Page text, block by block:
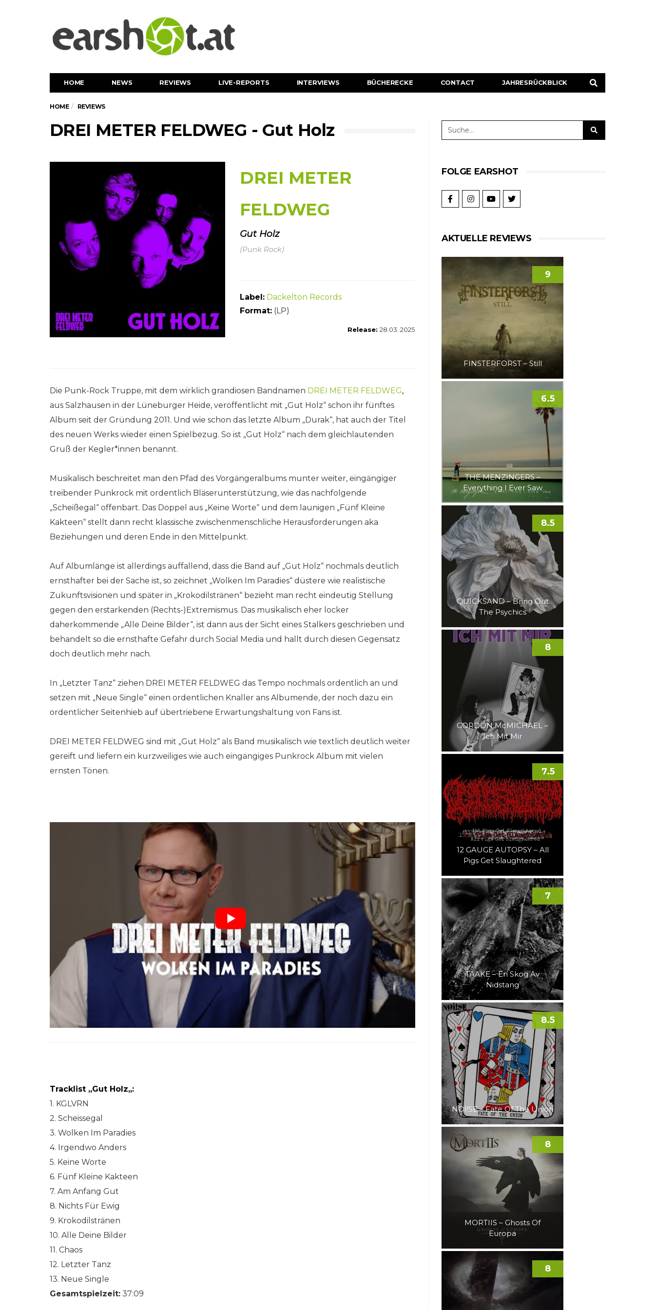
HOME NEWS REVIEWS LIVE-REPORTS INTERVIEWS BÜCHERECKE CONTACT JAHRESRÜCKBLICK
HOME REVIEWS
DREI METER FELDWEG - Gut Holz
DREI METER
FELDWEG
Gut Holz
(Punk Rock)
Label: Dackelton Records
Format: (LP)
Release: 28.03. 2025
Die Punk-Rock Truppe, mit dem wirklich grandiosen Bandnamen DREI METER FELDWEG,
aus Salzhausen in der Lüneburger Heide, veröffentlicht mit „Gut Holz“ schon ihr fünftes
Album seit der Gründung 2011. Und wie schon das letzte Album „Durak“, hat auch der Titel
des neuen Werks wieder einen Spielbezug. So ist „Gut Holz“ nach dem gleichlautenden
Gruß der Kegler*innen benannt.
Musikalisch beschreitet man den Pfad des Vorgängeralbums munter weiter, eingängiger
treibender Punkrock mit ordentlich Bläserunterstützung, wie das nachfolgende
„Scheißegal“ offenbart. Das Doppel aus „Keine Worte“ und dem launigen „Fünf Kleine
Kakteen“ stellt dann recht klassische zwischenmenschliche Herausforderungen aka
Beziehungen und deren Ende in den Mittelpunkt.
Auf Albumlänge ist allerdings auffallend, dass die Band auf „Gut Holz“ nochmals deutlich
ernsthafter bei der Sache ist, so zeichnet „Wolken Im Paradies“ düstere wie realistische
Zukunftsvisionen und später in „Krokodilstränen“ bezieht man recht eindeutig Stellung
gegen den erstarkenden (Rechts-)Extremismus. Das musikalisch eher locker
daherkommende „Alle Deine Bilder“, ist dann aus der Sicht eines Stalkers geschrieben und
behandelt so die ernsthafte Gefahr durch Social Media und hallt durch diesen Gegensatz
doch deutlich mehr nach.
In „Letzter Tanz“ ziehen DREI METER FELDWEG das Tempo nochmals ordentlich an und
setzen mit „Neue Single“ einen ordentlichen Knaller ans Albumende, der noch dazu ein
ordentlicher Seitenhieb auf übertriebene Erwartungshaltung von Fans ist.
DREI METER FELDWEG sind mit „Gut Holz“ als Band musikalisch wie textlich deutlich weiter
gereift und liefern ein kurzweiliges wie auch eingängiges Punkrock Album mit vielen
ernsten Tönen.
Tracklist „Gut Holz„:
1. KGLVRN
2. Scheissegal
3. Wolken Im Paradies
4. Irgendwo Anders
5. Keine Worte
6. Fünf Kleine Kakteen
7. Am Anfang Gut
8. Nichts Für Ewig
9. Krokodilstränen
10. Alle Deine Bilder
11. Chaos
12. Letzter Tanz
13. Neue Single
Gesamtspielzeit: 37:09
FOLGE EARSHOT
AKTUELLE REVIEWS
FINSTERFORST – Still
9
THE MENZINGERS –
Everything I Ever Saw
6.5
QUICKSAND – Bring Out
The Psychics
8.5
GORDON McMICHAEL –
Ich Mit Mir
8
12 GAUGE AUTOPSY – All
Pigs Get Slaughtered
7.5
TAAKE – En Skog Av
Nidstang
7
NOI!SE – Fate Of The Union
8.5
MORTIIS – Ghosts Of
Europa
8
8